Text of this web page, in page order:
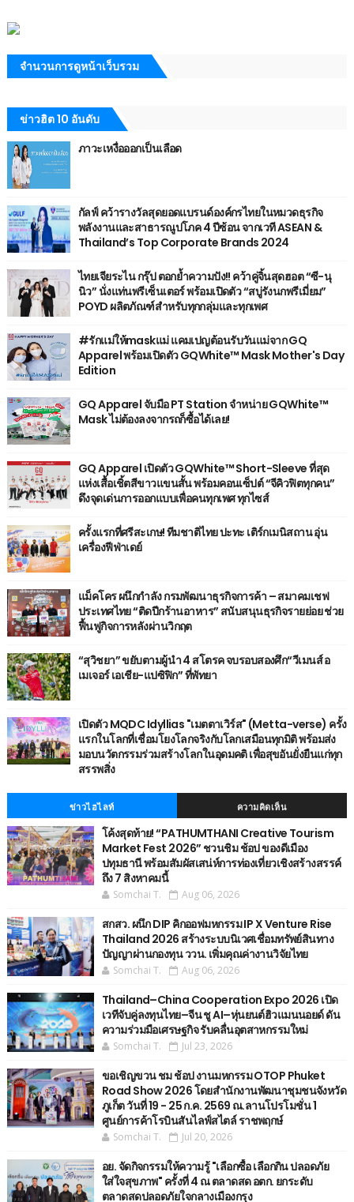
จำนวนการดูหน้าเว็บรวม
ข่าวฮิต 10 อันดับ
ภาวะเหงื่อออกเป็นเลือด
กัลฟ์ คว้ารางวัลสุดยอดแบรนด์องค์กรไทยในหมวดธุรกิจ
พลังงานและสาธารณูปโภค 4 ปีซ้อน จากเวที ASEAN &
Thailand’s Top Corporate Brands 2024
ไทยเจียระไน กรุ๊ป ตอกย้ำความปัง!! คว้าคู่จิ้นสุดฮอต “ซี-นุ
นิว” นั่งแท่นพรีเซ็นเตอร์ พร้อมเปิดตัว “สบู่รังนกพรีเมี่ยม”
POYD ผลิตภัณฑ์สำหรับทุกกลุ่มและทุกเพศ
#รักแม่ให้maskแม่ แคมเปญต้อนรับวันแม่จาก GQ
Apparel พร้อมเปิดตัว GQWhite™ Mask Mother's Day
Edition
GQ Apparel จับมือ PT Station จำหน่าย GQWhite™
Mask ไม่ต้องลงจากรถก็ซื้อได้เลย!
GQ Apparel เปิดตัว GQWhite™ Short-Sleeve ที่สุด
แห่งเสื้อเชิ้ตสีขาวแขนสั้น พร้อมคอนเซ็ปต์ “จีคิวฟิตทุกคน”
ดึงจุดเด่นการออกแบบเพื่อคนทุกเพศ ทุกไซส์
ครั้งแรกที่ศรีสะเกษ! ทีมชาติไทย ปะทะ เติร์กเมนิสถาน อุ่น
เครื่องฟีฟ่าเดย์
แม็คโคร ผนึกกำลัง กรมพัฒนาธุรกิจการค้า – สมาคมเชฟ
ประเทศไทย “ติดปีกร้านอาหาร” สนับสนุนธุรกิจรายย่อย ช่วย
ฟื้นฟูกิจการหลังผ่านวิกฤต
“สุวิชยา” ขยับตามผู้นำ 4 สโตรค จบรอบสองศึก“วีเมนส์ อ
เมเจอร์ เอเชีย-แปซิฟิก” ที่พัทยา
เปิดตัว MQDC Idyllias "เมตตาเวิร์ส" (Metta-verse) ครั้ง
แรกในโลกที่เชื่อมโยงโลกจริงกับโลกเสมือนทุกมิติ พร้อมส่ง
มอบนวัตกรรมร่วมสร้างโลกในอุดมคติ เพื่อสุขอันยั่งยืนแก่ทุก
สรรพสิ่ง
ข่าวไฮไลท์ ความคิดเห็น
โค้งสุดท้าย! “PATHUMTHANI Creative Tourism
Market Fest 2026” ชวนชิม ช้อป ของดีเมือง
ปทุมธานี พร้อมสัมผัสเสน่ห์การท่องเที่ยวเชิงสร้างสรรค์
ถึง 7 สิงหาคมนี้
Somchai T. Aug 06, 2026
สกสว. ผนึก DIP คิกออฟมหกรรม IP X Venture Rise
Thailand 2026 สร้างระบบนิเวศเชื่อมทรัพย์สินทาง
ปัญญาผ่านกองทุน ววน. เพิ่มคุณค่างานวิจัยไทย
Somchai T. Aug 06, 2026
Thailand–China Cooperation Expo 2026 เปิด
เวทีจับคู่ลงทุนไทย–จีน ชู AI–หุ่นยนต์ฮิวแมนนอยด์ ดัน
ความร่วมมือเศรษฐกิจ รับคลื่นอุตสาหกรรมใหม่
Somchai T. Jul 23, 2026
ขอเชิญขวน ชม ช้อป งานมหกรรม OTOP Phuket
Road Show 2026 โดยสำนักงานพัฒนาชุมชนจังหวัด
ภูเก็ต วันที่ 19 - 25 ก.ค. 2569 ณ.ลานโปรโมชั่น 1
ศูนย์การค้าโรบินสันไลฟ์สไตล์ ราชพฤกษ์
Somchai T. Jul 20, 2026
อย. จัดกิจกรรมให้ความรู้ "เลือกซื้อ เลือกกิน ปลอดภัย
ใส่ใจสุขภาพ" ครั้งที่ 4 ณ ตลาดสด อตก. ยกระดับ
ตลาดสดปลอดภัยใจกลางเมืองกรุง